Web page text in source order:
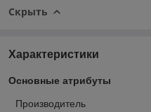
Скрыть
Характеристики
Основные атрибуты
Производитель